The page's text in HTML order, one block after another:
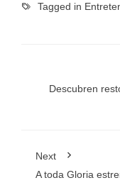
Tagged in
Descubren
Next
A toda Gloria